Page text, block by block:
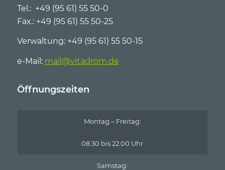
Tel.: +49 (95 61) 55 50-0
Fax.: +49 (95 61) 55 50-25
Verwaltung: +49 (95 61) 55 50-15
e-Mail: mail@vitadrom.de
Öffnungszeiten
Montag – Freitag:
08.30 bis 22.00 Uhr
Samstag: